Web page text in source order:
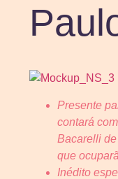
Presente
contará
Bacarelli
que
Inédito